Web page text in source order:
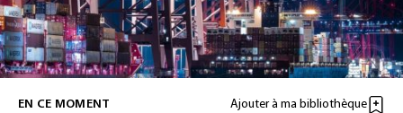
EN CE MOMENT Ajouter à ma bibliothèque